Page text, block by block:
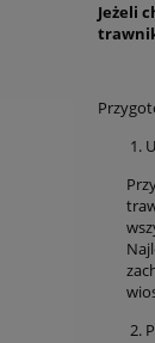
Jeżeli